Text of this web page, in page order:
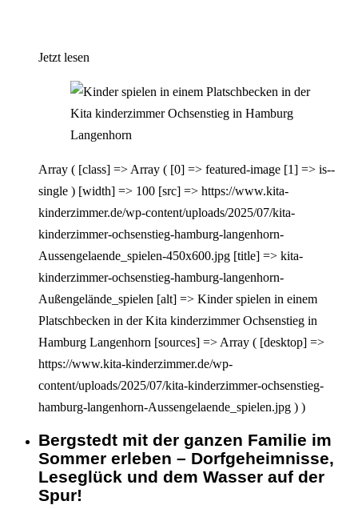
Jetzt lesen
Array ( [class] => Array ( [0] => featured-image [1] => is--
single ) [width] => 100 [src] => https://www.kita-
kinderzimmer.de/wp-content/uploads/2025/07/kita-
kinderzimmer-ochsenstieg-hamburg-langenhorn-
Aussengelaende_spielen-450x600.jpg [title] => kita-
kinderzimmer-ochsenstieg-hamburg-langenhorn-
Außengelände_spielen [alt] => Kinder spielen in einem
Platschbecken in der Kita kinderzimmer Ochsenstieg in
Hamburg Langenhorn [sources] => Array ( [desktop] =>
https://www.kita-kinderzimmer.de/wp-
content/uploads/2025/07/kita-kinderzimmer-ochsenstieg-
hamburg-langenhorn-Aussengelaende_spielen.jpg ) )
Interagieren
Bergstedt mit der ganzen Familie im
Sommer erleben – Dorfgeheimnisse,
Leseglück und dem Wasser auf der
Spur!